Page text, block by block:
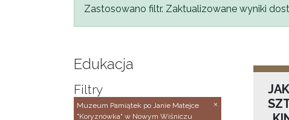
Komunikat
Zastosowano filtr. Zaktualizowane wyniki
Edukacja
Filtry
Muzeum Pamiątek po Janie Matejce
"Koryznówka" w Nowym Wiśniczu